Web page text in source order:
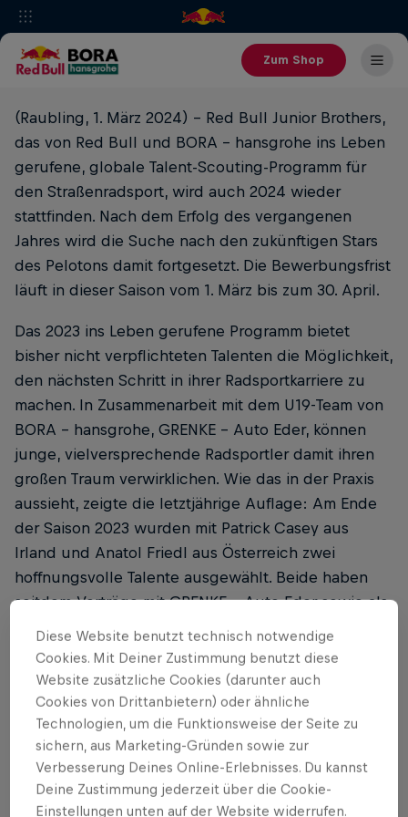
Zum Shop
(Raubling, 1. März 2024) - Red Bull Junior Brothers,
das von Red Bull und BORA - hansgrohe ins Leben
gerufene, globale Talent-Scouting-Programm für
den Straßenradsport, wird auch 2024 wieder
stattfinden. Nach dem Erfolg des vergangenen
Jahres wird die Suche nach den zukünftigen Stars
des Pelotons damit fortgesetzt. Die Bewerbungsfrist
läuft in dieser Saison vom 1. März bis zum 30. April.
Das 2023 ins Leben gerufene Programm bietet
bisher nicht verpflichteten Talenten die Möglichkeit,
den nächsten Schritt in ihrer Radsportkarriere zu
machen. In Zusammenarbeit mit dem U19-Team von
BORA - hansgrohe, GRENKE - Auto Eder, können
junge, vielversprechende Radsportler damit ihren
großen Traum verwirklichen. Wie das in der Praxis
aussieht, zeigte die letztjährige Auflage: Am Ende
der Saison 2023 wurden mit Patrick Casey aus
Irland und Anatol Friedl aus Österreich zwei
hoffnungsvolle Talente ausgewählt. Beide haben
seitdem Verträge mit GRENKE - Auto Eder sowie als
Red Bull Athleten abgeschlossen.
Sowohl Patrick als auch Anatol sind bei GRENKE -
Auto Eder inzwischen voll integriert. Beide nahmen
im Februar an ihrem ersten Rad-Trainingslager mit
ihren Teamkollegen am Gardasee teil.
Rückblickend auf seine Auswahl sagt Patrick
Casey:„Es ist schwer zu glauben, wie viel sich seit
Diese Website benutzt technisch notwendige
Cookies. Mit Deiner Zustimmung benutzt diese
Website zusätzliche Cookies (darunter auch
Cookies von Drittanbietern) oder ähnliche
Technologien, um die Funktionsweise der Seite zu
sichern, aus Marketing-Gründen sowie zur
Verbesserung Deines Online-Erlebnisses. Du kannst
Deine Zustimmung jederzeit über die Cookie-
Einstellungen unten auf der Website widerrufen.